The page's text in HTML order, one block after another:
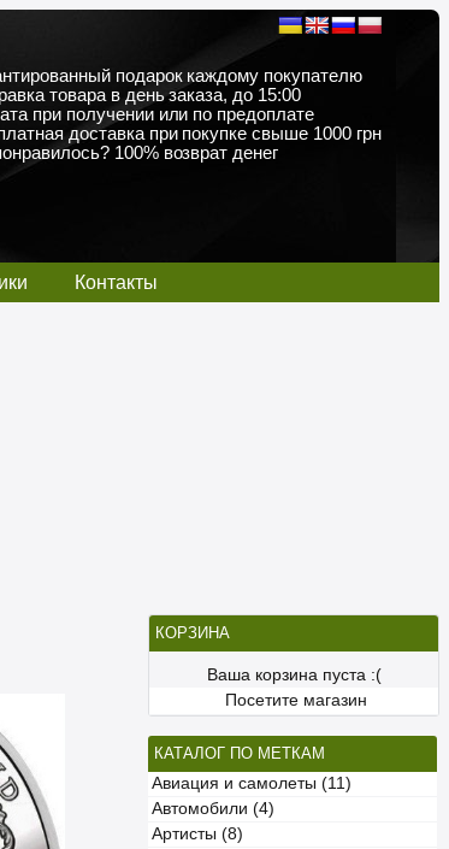
подарок каждому покупателю
товара в день заказа, до 15:00
при получении или по предоплате
доставка при покупке свыше 1000 грн
100% возврат денег
Контакты
КОРЗИНА
Ваша корзина пуста :(
Посетите магазин
КАТАЛОГ ПО МЕТКАМ
Авиация и самолеты (11)
Автомобили (4)
Артисты (8)